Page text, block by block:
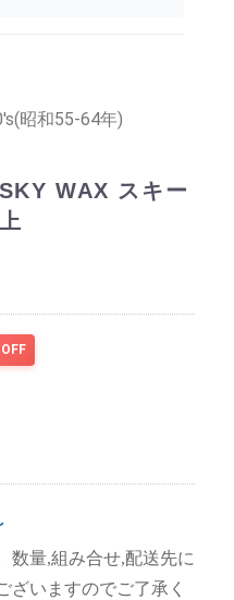
昭和55-64年)
WAX スキー
数量,組み合せ,配送先に
ざいますのでご了承く